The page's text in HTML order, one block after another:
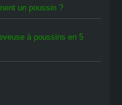
un poussin ?
à poussins en 5